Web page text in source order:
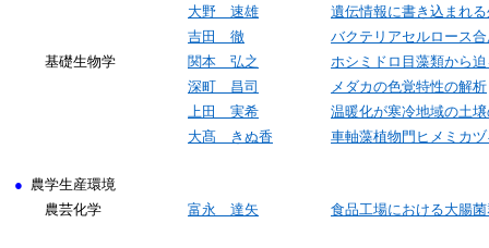
大野 速雄
遺伝情報に書き込まれ
吉田 徹
バクテリアセルロース
基礎生物学
関本 弘之
ホシミドロ目藻類から
深町 昌司
メダカの色覚特性の解析
上田 実希
温暖化が寒冷地域の土
大髙 きぬ香
車軸藻植物門ヒメミカ
● 農学生産環境
農芸化学
富永 達矢 食品工場における大腸